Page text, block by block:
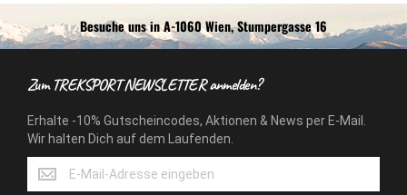
Besuche uns in A-1060 Wien, Stumpergasse 16
Zum TREKSPORT NEWSLETTER anmelden?
Erhalte -10% Gutscheincodes, Aktionen & News per E-Mail.
Wir halten Dich auf dem Laufenden.
Erhalte
-10%